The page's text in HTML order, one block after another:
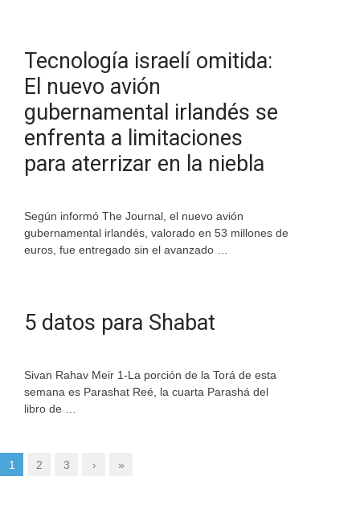
Tecnología israelí omitida:
El nuevo avión
gubernamental irlandés se
enfrenta a limitaciones
para aterrizar en la niebla
Según informó The Journal, el nuevo avión
gubernamental irlandés, valorado en 53 millones de
euros, fue entregado sin el avanzado …
5 datos para Shabat
Sivan Rahav Meir 1-La porción de la Torá de esta
semana es Parashat Reé, la cuarta Parashá del
libro de …
1 2 3 › »